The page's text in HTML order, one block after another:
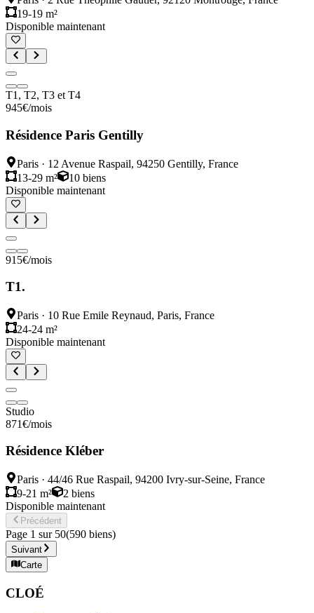
19-19 m²
Disponible maintenant
T1, T2, T3 et T4
945€/mois
Résidence Paris Gentilly
Paris · 12 Avenue Raspail, 94250 Gentilly, France
13-29 m²
10 biens
Disponible maintenant
915€/mois
T1.
Paris · 10 Rue Emile Reynaud, Paris, France
24-24 m²
Disponible maintenant
Studio
871€/mois
Résidence Kléber
Paris · 44/46 Rue Raspail, 94200 Ivry-sur-Seine, France
9-21 m²
2 biens
Disponible maintenant
Précédent
Page 1 sur 50(590 biens)
Suivant
Carte
CLOÉ